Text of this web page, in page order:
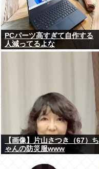
PCパーツ高すぎて自作する
人減ってるよな
【画像】片山さつき（67）ち
ゃんの防災服www